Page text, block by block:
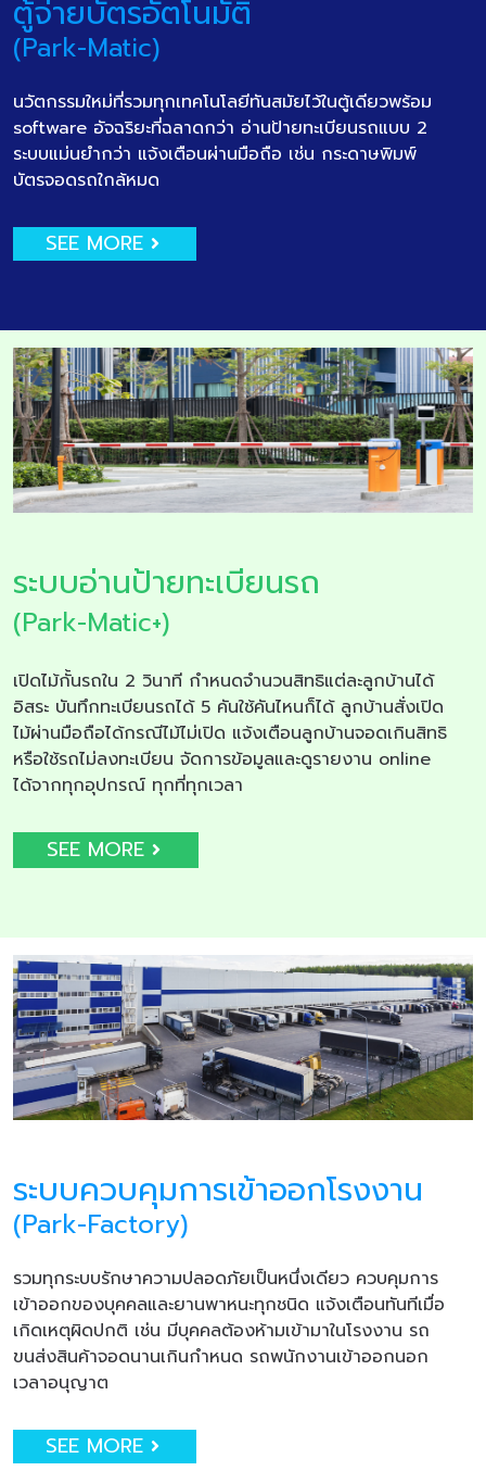
ตู้จ่ายบัตรอัตโนมัติ
(Park-Matic)
นวัตกรรมใหม่ที่รวมทุกเทคโนโลยีทันสมัยไว้ในตู้เดียวพร้อม
software อัจฉริยะที่ฉลาดกว่า อ่านป้ายทะเบียนรถแบบ 2
ระบบแม่นยำกว่า แจ้งเตือนผ่านมือถือ เช่น กระดาษพิมพ์
บัตรจอดรถใกล้หมด
SEE MORE
ระบบอ่านป้ายทะเบียนรถ
(Park-Matic+)
เปิดไม้กั้นรถใน 2 วินาที กำหนดจำนวนสิทธิแต่ละลูกบ้านได้
อิสระ บันทึกทะเบียนรถได้ 5 คันใช้คันไหนก็ได้ ลูกบ้านสั่งเปิด
ไม้ผ่านมือถือได้กรณีไม้ไม่เปิด แจ้งเตือนลูกบ้านจอดเกินสิทธิ
หรือใช้รถไม่ลงทะเบียน จัดการข้อมูลและดูรายงาน online
ได้จากทุกอุปกรณ์ ทุกที่ทุกเวลา
SEE MORE
ระบบควบคุมการเข้าออกโรงงาน
(Park-Factory)
รวมทุกระบบรักษาความปลอดภัยเป็นหนึ่งเดียว ควบคุมการ
เข้าออกของบุคคลและยานพาหนะทุกชนิด แจ้งเตือนทันทีเมื่อ
เกิดเหตุผิดปกติ เช่น มีบุคคลต้องห้ามเข้ามาในโรงงาน รถ
ขนส่งสินค้าจอดนานเกินกำหนด รถพนักงานเข้าออกนอก
เวลาอนุญาต
SEE MORE